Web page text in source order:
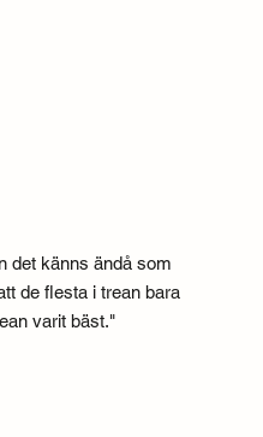
det känns ändå som
de flesta i trean bara
varit bäst."